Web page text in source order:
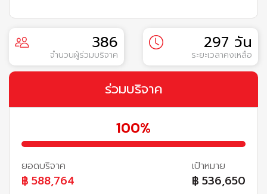
386
จำนวนผู้ร่วมบริจาค
297 วัน
ระยะเวลาคงเหลือ
ร่วมบริจาค
100%
ยอดบริจาค
฿ 588,764
เป้าหมาย
฿ 536,650